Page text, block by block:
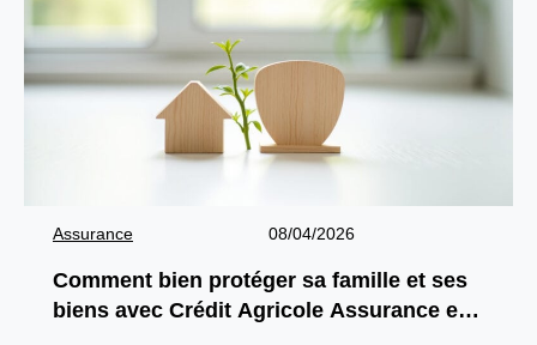
Assurance 08/04/2026
Comment bien protéger sa famille et ses
biens avec Crédit Agricole Assurance en